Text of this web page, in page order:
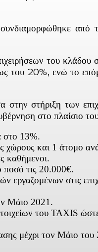
από
του κλάδου
του 20%, ενώ το
στήριξη των
στο πλαίσιο
στο 13%.
και 1 άτομο
καθήμενοι.
ποσό τις 20.000€.
στις
Μάιο 2021.
του TAXIS
μέχρι τον Μάιο του